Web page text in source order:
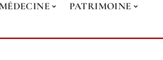
PATRIMOINE